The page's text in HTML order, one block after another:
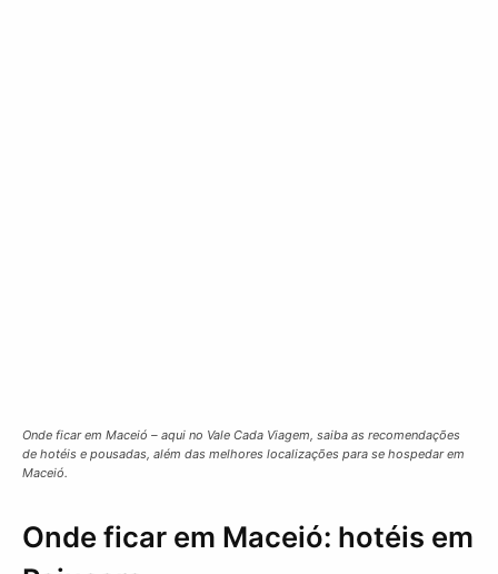
Onde ficar em Maceió – aqui no Vale Cada Viagem, saiba as recomendações
de hotéis e pousadas, além das melhores localizações para se hospedar em
Maceió.
Onde ficar em Maceió: hotéis em